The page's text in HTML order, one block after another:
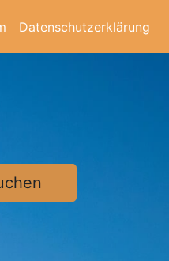
Datenschutzerklärung